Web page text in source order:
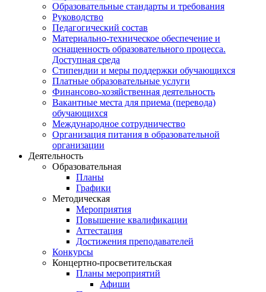
Образовательные стандарты и требования
Руководство
Педагогический состав
Материально-техническое обеспечение и
оснащенность образовательного процесса.
Доступная среда
Стипендии и меры поддержки обучающихся
Платные образовательные услуги
Финансово-хозяйственная деятельность
Вакантные места для приема (перевода)
обучающихся
Международное сотрудничество
Организация питания в образовательной
организации
Деятельность
Образовательная
Планы
Графики
Методическая
Мероприятия
Повышение квалификации
Аттестация
Достижения преподавателей
Конкурсы
Концертно-просветительская
Планы мероприятий
Афиши